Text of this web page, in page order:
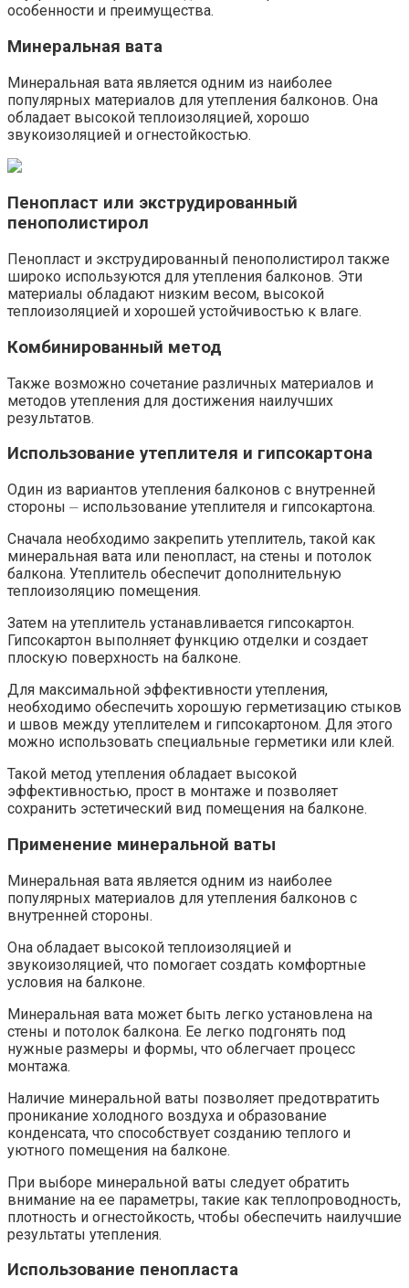
особенности и преимущества.​
Минеральная вата
Минеральная вата является одним из наиболее
популярных материалов для утепления балконов.​ Она
обладает высокой теплоизоляцией, хорошо
звукоизоляцией и огнестойкостью.​
Пенопласт или экструдированный
пенополистирол
Пенопласт и экструдированный пенополистирол также
широко используются для утепления балконов.​ Эти
материалы обладают низким весом, высокой
теплоизоляцией и хорошей устойчивостью к влаге.​
Комбинированный метод
Также возможно сочетание различных материалов и
методов утепления для достижения наилучших
результатов.​
Использование утеплителя и гипсокартона
Один из вариантов утепления балконов с внутренней
стороны ⏤ использование утеплителя и гипсокартона.
Сначала необходимо закрепить утеплитель, такой как
минеральная вата или пенопласт, на стены и потолок
балкона. Утеплитель обеспечит дополнительную
теплоизоляцию помещения.​
Затем на утеплитель устанавливается гипсокартон.​
Гипсокартон выполняет функцию отделки и создает
плоскую поверхность на балконе.​
Для максимальной эффективности утепления,
необходимо обеспечить хорошую герметизацию стыков
и швов между утеплителем и гипсокартоном. Для этого
можно использовать специальные герметики или клей.
Такой метод утепления обладает высокой
эффективностью, прост в монтаже и позволяет
сохранить эстетический вид помещения на балконе.
Применение минеральной ваты
Минеральная вата является одним из наиболее
популярных материалов для утепления балконов с
внутренней стороны.
Она обладает высокой теплоизоляцией и
звукоизоляцией, что помогает создать комфортные
условия на балконе.
Минеральная вата может быть легко установлена на
стены и потолок балкона. Ее легко подгонять под
нужные размеры и формы, что облегчает процесс
монтажа.​
Наличие минеральной ваты позволяет предотвратить
проникание холодного воздуха и образование
конденсата, что способствует созданию теплого и
уютного помещения на балконе.​
При выборе минеральной ваты следует обратить
внимание на ее параметры, такие как теплопроводность,
плотность и огнестойкость, чтобы обеспечить наилучшие
результаты утепления.​
Использование пенопласта